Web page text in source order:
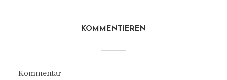
KOMMENTIEREN
Kommentar